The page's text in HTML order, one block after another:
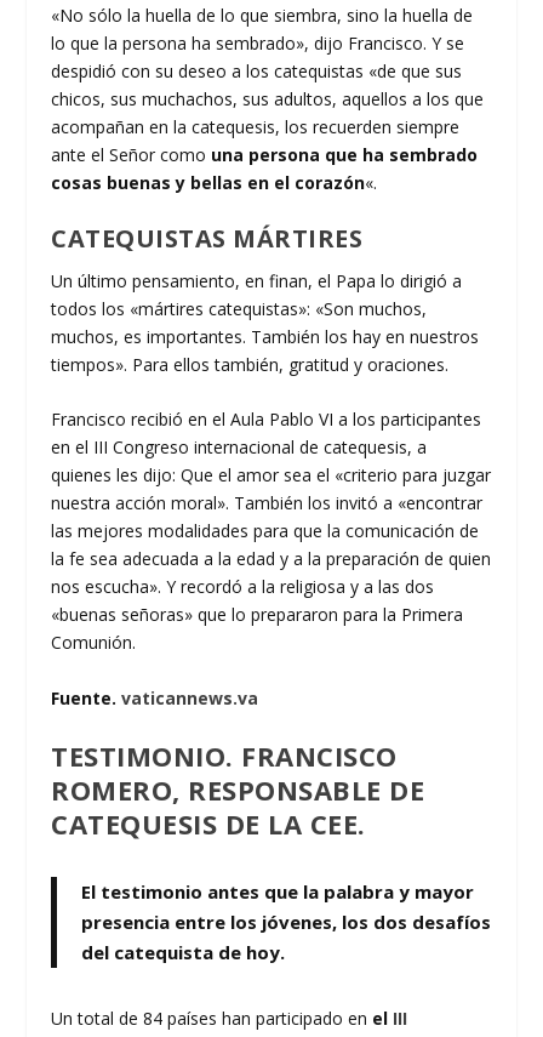
«No sólo la huella de lo que siembra, sino la huella de
lo que la persona ha sembrado», dijo Francisco. Y se
despidió con su deseo a los catequistas «de que sus
chicos, sus muchachos, sus adultos, aquellos a los que
acompañan en la catequesis, los recuerden siempre
ante el Señor como una persona que ha sembrado
cosas buenas y bellas en el corazón«.
CATEQUISTAS MÁRTIRES
Un último pensamiento, en finan, el Papa lo dirigió a
todos los «mártires catequistas»: «Son muchos,
muchos, es importantes. También los hay en nuestros
tiempos». Para ellos también, gratitud y oraciones.
Francisco recibió en el Aula Pablo VI a los participantes
en el III Congreso internacional de catequesis, a
quienes les dijo: Que el amor sea el «criterio para juzgar
nuestra acción moral». También los invitó a «encontrar
las mejores modalidades para que la comunicación de
la fe sea adecuada a la edad y a la preparación de quien
nos escucha». Y recordó a la religiosa y a las dos
«buenas señoras» que lo prepararon para la Primera
Comunión.
Fuente.vaticannews.va
TESTIMONIO. FRANCISCO
ROMERO, RESPONSABLE DE
CATEQUESIS DE LA CEE.
El testimonio antes que la palabra y mayor
presencia entre los jóvenes, los dos desafíos
del catequista de hoy.
Un total de 84 países han participado en el III